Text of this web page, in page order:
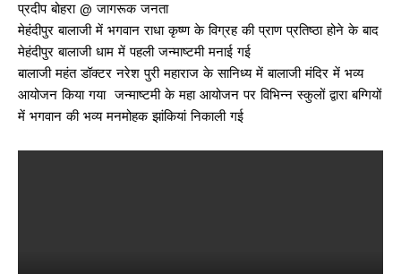
प्रदीप बोहरा @ जागरूक जनता
मेहंदीपुर बालाजी में भगवान राधा कृष्ण के विग्रह की प्राण प्रतिष्ठा होने के बाद
मेहंदीपुर बालाजी धाम में पहली जन्माष्टमी मनाई गई
बालाजी महंत डॉक्टर नरेश पुरी महाराज के सानिध्य में बालाजी मंदिर में भव्य
आयोजन किया गया जन्माष्टमी के महा आयोजन पर विभिन्न स्कुलों द्वारा बग्गियों
में भगवान की भव्य मनमोहक झांकियां निकाली गई